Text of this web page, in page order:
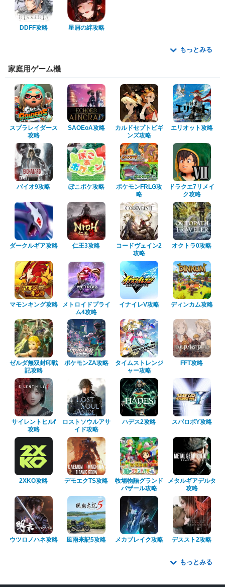
DDFF攻略 星屑の絆攻略
もっとみる
家庭用ゲーム機
スプラレイダース
攻略
SAOEoA攻略
カルドセプトビギ
ンズ攻略
エリオット攻略
バイオ9攻略 ぽこポケ攻略
ポケモンFRLG攻
略
ドラクエ7リメイ
ク攻略
ダークルギア攻略 仁王3攻略
コードヴェイン2
攻略
オクトラ0攻略
マモンキング攻略
メトロイドプライ
ム4攻略
イナイレV攻略 ディンカム攻略
ゼルダ無双封印戦
記攻略
ポケモンZA攻略
タイムストレンジ
ャー攻略
FFT攻略
サイレントヒルf
攻略
ロストソウルアサ
イド攻略
ハデス2攻略 スパロボY攻略
2XKO攻略 デモエクTS攻略
牧場物語グランド
バザール攻略
メタルギアデルタ
攻略
ウツロノハネ攻略 風雨来記5攻略 メカブレイク攻略 デススト2攻略
もっとみる